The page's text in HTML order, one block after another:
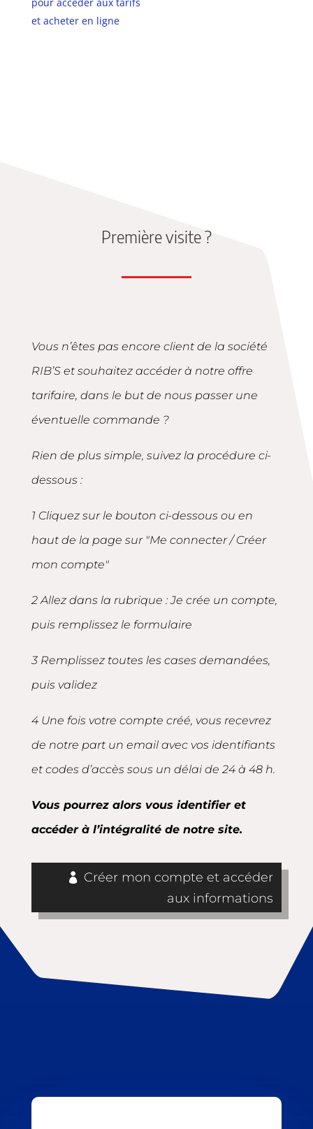
et acheter en ligne
Première visite ?
Vous n’êtes pas encore client de la société
RIB’S et souhaitez accéder à notre offre
tarifaire, dans le but de nous passer une
éventuelle commande ?
Rien de plus simple, suivez la procédure ci-
dessous :
1 Cliquez sur le bouton ci-dessous ou en
haut de la page sur "Me connecter / Créer
mon compte"
2 Allez dans la rubrique : Je crée un compte,
puis remplissez le formulaire
3 Remplissez toutes les cases demandées,
puis validez
4 Une fois votre compte créé, vous recevrez
de notre part un email avec vos identifiants
et codes d’accès sous un délai de 24 à 48 h.
Vous pourrez alors vous identifier et
accéder à l’intégralité de notre site.
Créer mon compte et accéder
aux informations